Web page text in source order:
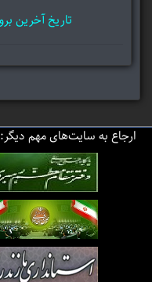
تاریخ آخرین
ارجاع به سایت‌های مهم دیگر: